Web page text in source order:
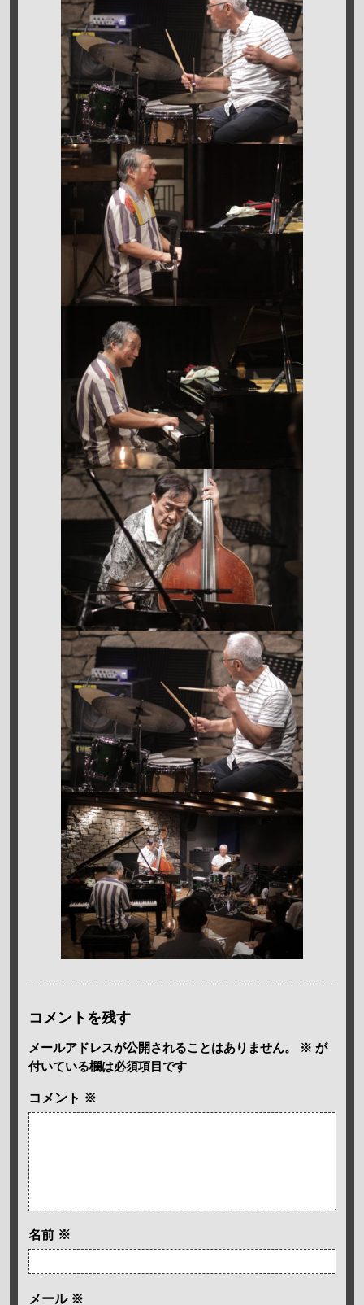
コメントを残す
メールアドレスが公開されることはありません。 ※ が
付いている欄は必須項目です
コメント ※
名前 ※
メール ※